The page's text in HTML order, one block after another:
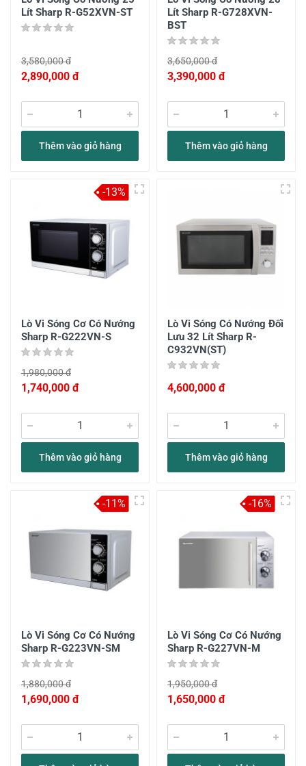
Lít Sharp R-G52XVN-ST
3,580,000 đ
2,890,000 đ
Thêm vào giỏ hàng
Lít Sharp R-G728XVN-
BST
3,650,000 đ
3,390,000 đ
Thêm vào giỏ hàng
Lò Vi Sóng Cơ Có Nướng
Sharp R-G222VN-S
1,980,000 đ
1,740,000 đ
Thêm vào giỏ hàng
-13%
Lò Vi Sóng Có Nướng Đối
Lưu 32 Lít Sharp R-
C932VN(ST)
4,600,000 đ
Thêm vào giỏ hàng
Lò Vi Sóng Cơ Có Nướng
Sharp R-G223VN-SM
1,880,000 đ
1,690,000 đ
-11%
Lò Vi Sóng Cơ Có Nướng
Sharp R-G227VN-M
1,950,000 đ
1,650,000 đ
-16%